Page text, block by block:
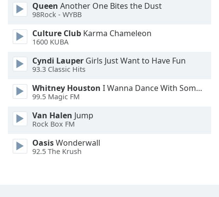
Done
Close
Dialog
dialog
window.
Queen Another One Bites the Dust
98Rock - WYBB
Culture Club Karma Chameleon
1600 KUBA
Cyndi Lauper Girls Just Want to Have Fun
93.3 Classic Hits
Whitney Houston I Wanna Dance With Somebody
99.5 Magic FM
Van Halen Jump
Rock Box FM
OasisWonderwall
92.5 The Krush